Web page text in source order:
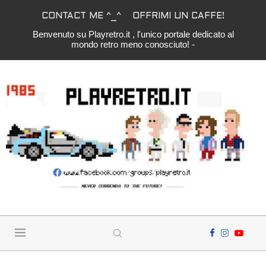
CONTACT ME ^_^ OFFRIMI UN CAFFE!
Benvenuto su Playretro.it , l'unico portale dedicato al
mondo retro meno conosciuto! -